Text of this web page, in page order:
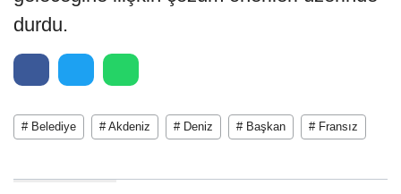
durdu.
# Belediye # Akdeniz # Deniz # Başkan # Fransız